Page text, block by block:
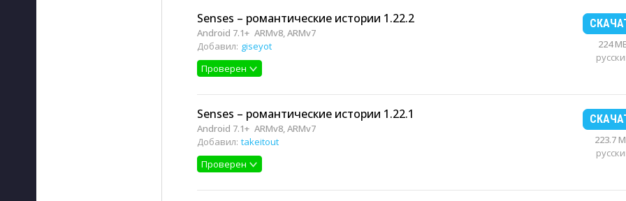
Senses – романтические истории 1.22.2
Android 7.1+ ARMv8, ARMv7
Добавил: giseyot
Проверен
224
Senses – романтические истории 1.22.1
Android 7.1+ ARMv8, ARMv7
Добавил: takeitout
Проверен
223.7